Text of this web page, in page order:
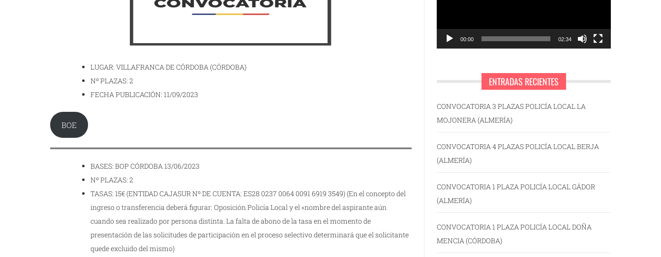
LUGAR: VILLAFRANCA DE CÓRDOBA (CÓRDOBA)
Nº PLAZAS: 2
FECHA PUBLICACIÓN: 11/09/2023
BOE
BASES: BOP CÓRDOBA 13/06/2023
Nº PLAZAS: 2
TASAS: 15€ (ENTIDAD CAJASUR Nº DE CUENTA: ES28 0237 0064 0091 6919 3549) (En el concepto del
ingreso o transferencia deberá figurar: Oposición Policía Local y el «nombre del aspirante aún
cuando sea realizado por persona distinta. La falta de abono de la tasa en el momento de
presentación de las solicitudes de participación en el proceso selectivo determinará que el solicitante
quede excluido del mismo)
00:00 02:34
ENTRADAS RECIENTES
CONVOCATORIA 3 PLAZAS POLICÍA LOCAL LA
MOJONERA (ALMERÍA)
CONVOCATORIA 4 PLAZAS POLICÍA LOCAL BERJA
(ALMERÍA)
CONVOCATORIA 1 PLAZA POLICÍA LOCAL GÁDOR
(ALMERÍA)
CONVOCATORIA 1 PLAZA POLICÍA LOCAL DOÑA
MENCIA (CÓRDOBA)